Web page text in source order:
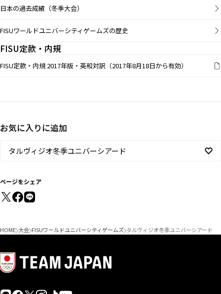
日本の過去成績（冬季大会）
FISUワールドユニバーシティゲームズの歴史
FISU定款・内規
FISU定款・内規 2017年版・英和対訳（2017年8月18日から有効）
お気に入りに追加
タルヴィジオ冬季ユニバーシアード
ページをシェア
HOME 大会 FISUワールドユニバーシティゲームズ タルヴィジオ冬季ユニバーシアード